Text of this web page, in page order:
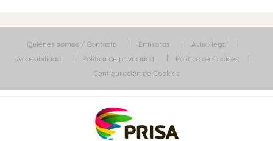
Quiénes somos / Contacta Emisoras
Aviso legal
Accesibilidad
Política de privacidad
Política de Cookies
Configuración de Cookies